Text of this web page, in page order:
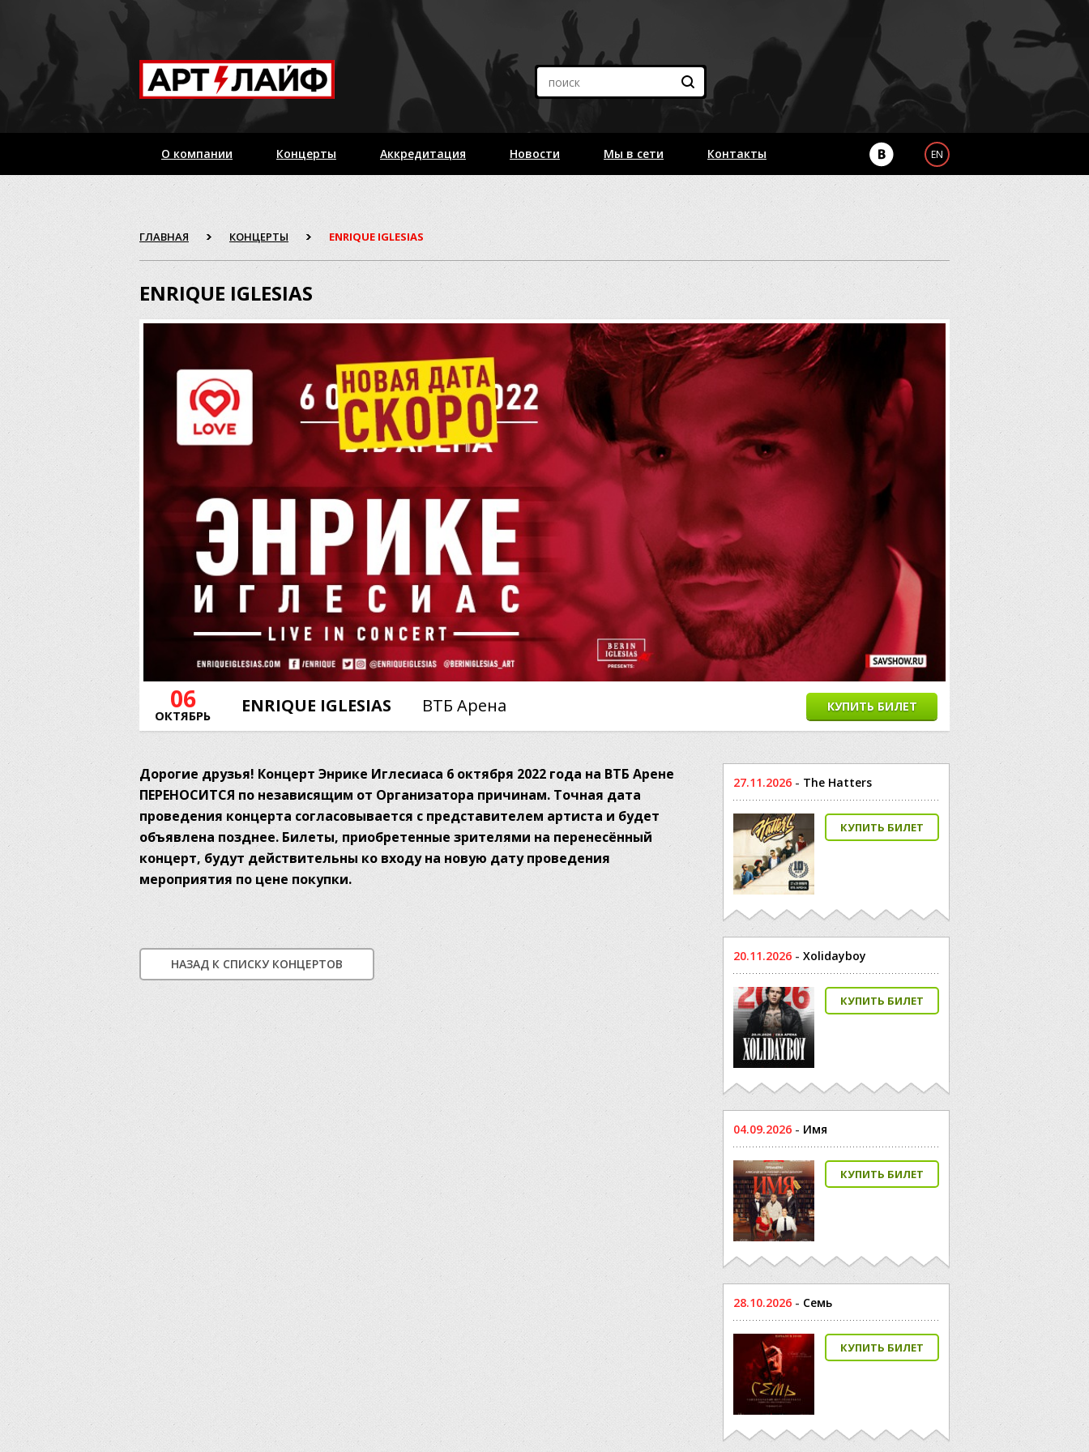
О компании Концерты Аккредитация Новости Мы в сети Контакты EN
ГЛАВНАЯ КОНЦЕРТЫ ENRIQUE IGLESIAS
ENRIQUE IGLESIAS
06
ОКТЯБРЬ ENRIQUE IGLESIAS ВТБ Арена КУПИТЬ БИЛЕТ
Дорогие друзья! Концерт Энрике Иглесиаса 6 октября 2022 года на ВТБ Арене
ПЕРЕНОСИТСЯ по независящим от Организатора причинам. Точная дата
проведения концерта согласовывается с представителем артиста и будет
объявлена позднее. Билеты, приобретенные зрителями на перенесённый
концерт, будут действительны ко входу на новую дату проведения
мероприятия по цене покупки.
НАЗАД К СПИСКУ КОНЦЕРТОВ
27.11.2026 - The Hatters
КУПИТЬ БИЛЕТ
20.11.2026 - Xolidayboy
КУПИТЬ БИЛЕТ
04.09.2026 - Имя
КУПИТЬ БИЛЕТ
28.10.2026 - Семь
КУПИТЬ БИЛЕТ